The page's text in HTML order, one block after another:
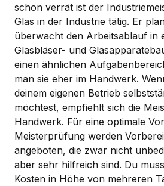
schon verrät ist der
Glas in der Industrie tätig. Er
überwacht den Arbeitsablauf in
Glasbläser- und
einen ähnlichen
man sie eher im Handwerk.
deinem eigenen Betrieb
möchtest, empfiehlt sich die
Handwerk. Für eine optimale
Meisterprüfung werden
angeboten, die zwar nicht
aber sehr hilfreich sind. Du
Kosten in Höhe von mehreren